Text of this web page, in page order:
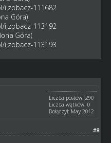
i,zobacz-111682
Góra)
i,zobacz-113192
Góra)
i,zobacz-113193
Liczba postów: 290
Liczba wątków: 0
Dołączył: May 2012
#8